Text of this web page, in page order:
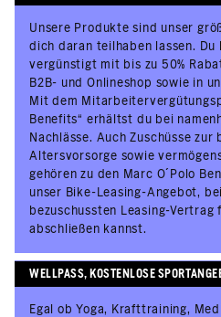
Unsere Produkte sind unser
dich daran teilhaben lassen.
vergünstigt mit bis zu 50%
B2B- und Onlineshop sowie in
Mit dem
Benefits“ erhältst du bei
Nachlässe. Auch Zuschüsse
Altersvorsorge sowie
gehören zu den Marc O´Polo
unser Bike-Leasing-Angebot,
bezuschussten Leasing-Vertrag
abschließen kannst.
WELLPASS, KOSTENLOSE
Egal ob Yoga, Krafttraining,